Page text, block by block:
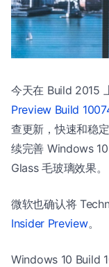
今天在 Build 2015
Preview Build
查更新，快速和稳
续完善 Windows
Glass 毛玻璃效果。
微软也确认将
Insider Preview。
Windows 10 Build